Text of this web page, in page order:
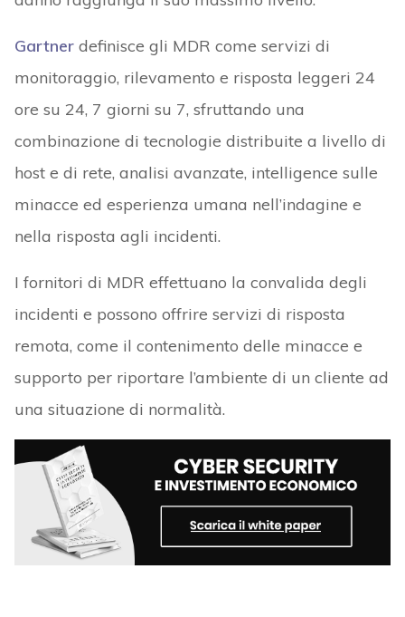
Gartnerdefinisce gli MDR come servizi di
monitoraggio, rilevamento e risposta leggeri 24
ore su 24, 7 giorni su 7, sfruttando una
combinazione di tecnologie distribuite a livello di
host e di rete, analisi avanzate, intelligence sulle
minacce ed esperienza umana nell’indagine e
nella risposta agli incidenti.
I fornitori di MDR effettuano la convalida degli
incidenti e possono offrire servizi di risposta
remota, come il contenimento delle minacce e
supporto per riportare l’ambiente di un cliente ad
una situazione di normalità.